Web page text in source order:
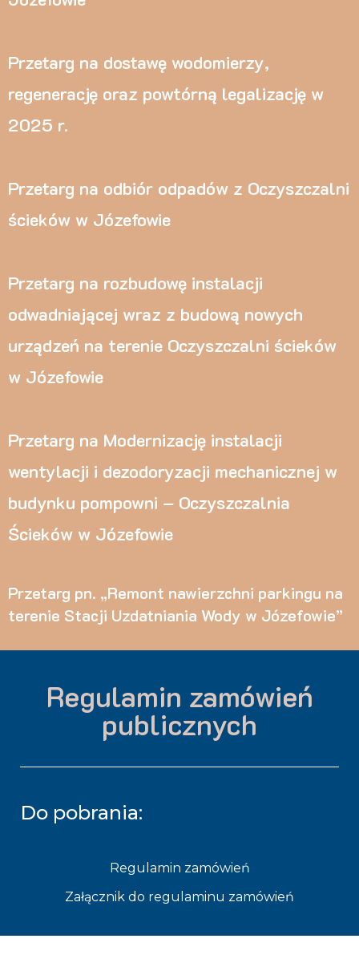
Przetarg na dostawę wodomierzy,
regenerację oraz powtórną legalizację w
2025 r.
Przetarg na odbiór odpadów z Oczyszczalni
ścieków w Józefowie
Przetarg na rozbudowę instalacji
odwadniającej wraz z budową nowych
urządzeń na terenie Oczyszczalni ścieków
w Józefowie
Przetarg na Modernizację instalacji
wentylacji i dezodoryzacji mechanicznej w
budynku pompowni – Oczyszczalnia
Ścieków w Józefowie
Przetarg pn. „Remont nawierzchni parkingu na
terenie Stacji Uzdatniania Wody w Józefowie”
Regulamin zamówień
publicznych
Do pobrania:
Regulamin zamówień
Załącznik do regulaminu zamówień